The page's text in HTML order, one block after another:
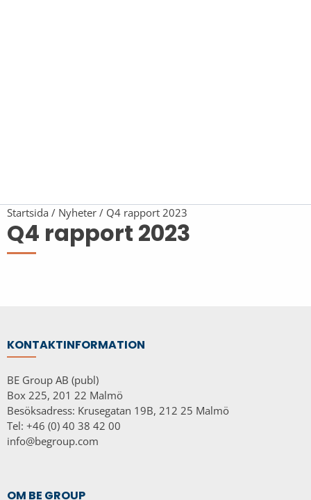
Startsida Nyheter Q4 rapport 2023
Q4 rapport 2023
KONTAKTINFORMATION
BE Group AB (publ)
Box 225, 201 22 Malmö
Besöksadress: Krusegatan 19B, 212 25 Malmö
Tel: +46 (0) 40 38 42 00
info@begroup.com
OM BE GROUP